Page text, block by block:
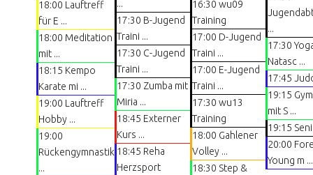
18:00 Lauftreff
für E ...
18:00 Meditation
mit ...
18:15 Kempo
Karate mi ...
19:00 Lauftreff
Hobby ...
19:00
Rückengymnastik
...
...
17:30 B-Jugend
Traini ...
17:30 C-Jugend
Traini ...
17:30 Zumba mit
Miria ...
18:45 Externer
Kurs ...
18:45 Reha
Herzsport
16:30 wu09
Training
17:00 D-Jugend
Traini ...
17:00 E-Jugend
Traini ...
17:30 wu13
Training
18:00 Gahlener
Volley ...
18:30 Step &
...
17:30
Natasc ...
17:45
19:15
mit S ...
19:15
20:00
Young m ...